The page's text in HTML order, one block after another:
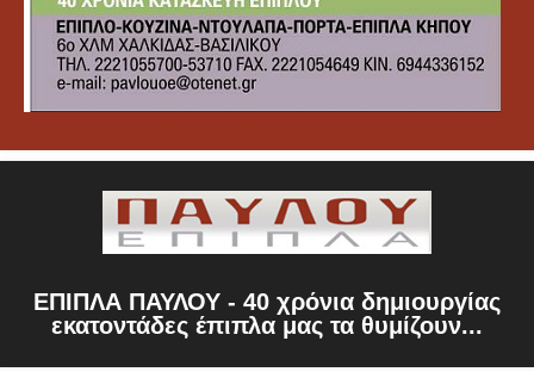
ΕΠΙΠΛΑ ΠΑΥΛΟΥ - 40 χρόνια δημιουργίας
εκατοντάδες έπιπλα μας τα θυμίζουν...